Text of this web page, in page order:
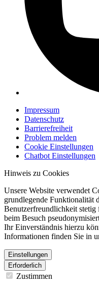
Impressum
Datenschutz
Barrierefreiheit
Problem melden
Cookie Einstellungen
Chatbot Einstellungen
Hinweis zu Cookies
Unsere Website verwendet
grundlegende Funktionalität
Benutzerfreundlichkeit stetig
beim Besuch
Ihr Einverständnis hierzu
Informationen finden Sie in
Einstellungen
Erforderlich
Zustimmen